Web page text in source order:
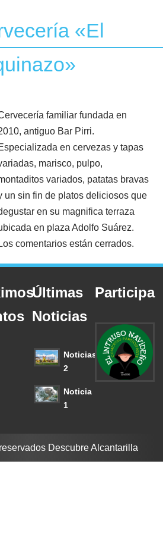
«El
familiar fundada en
antiguo Bar Pirri.
en cervezas y tapas
marisco, pulpo,
variados, patatas bravas
un sin fin de platos deliciosos que
en su magnifica terraza
en plaza Adolfo Suárez.
Los comentarios están cerrados.
Últimas
Noticias
Noticias
2
Noticia
1
Participa
Descubre Alcantarilla